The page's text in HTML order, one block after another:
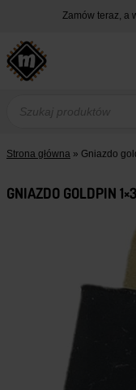
treści
Zamów teraz, a
produktów
Strona główna » Gniazdo
GNIAZDO GOLDPIN